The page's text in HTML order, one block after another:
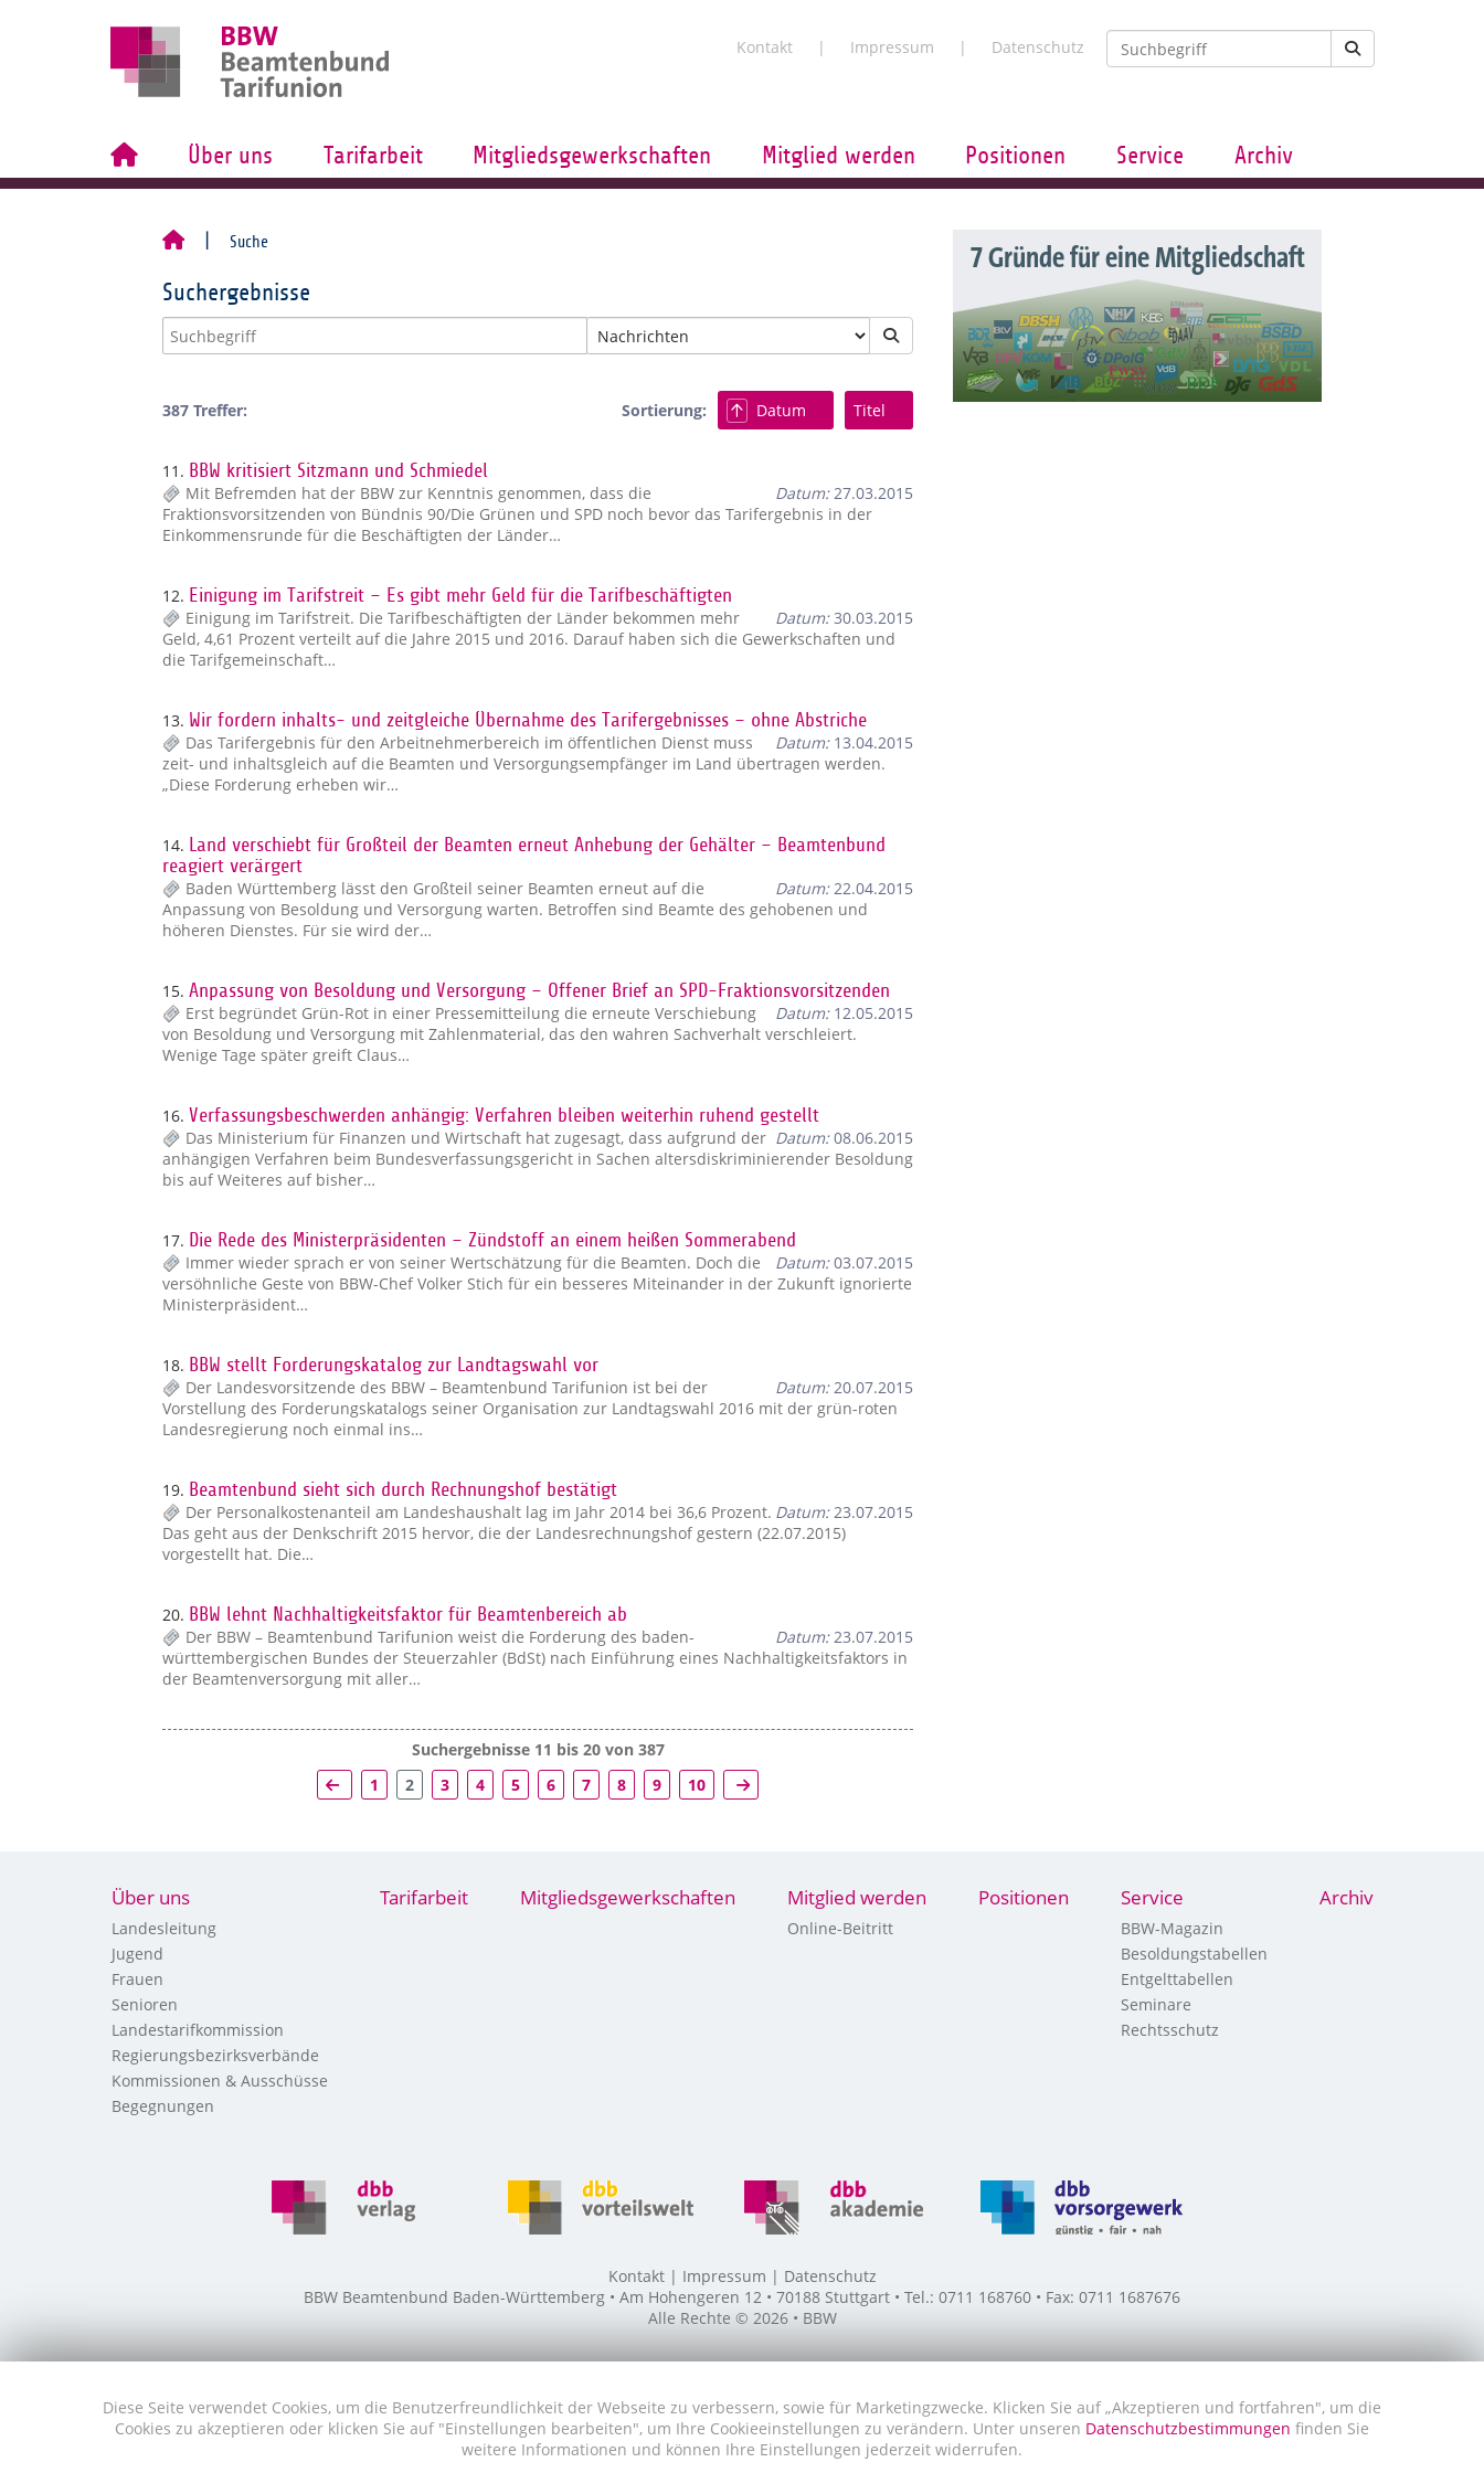
Kontakt Impressum Datenschutz
Über uns Tarifarbeit Mitgliedsgewerkschaften Mitglied werden Positionen Service Archiv
Suche
Suchergebnisse
387 Treffer: Sortierung: Datum Titel
11. BBW kritisiert Sitzmann und Schmiedel
Datum:27.03.2015
Mit Befremden hat der BBW zur Kenntnis genommen, dass die
Fraktionsvorsitzenden von Bündnis 90/Die Grünen und SPD noch bevor das Tarifergebnis in der
Einkommensrunde für die Beschäftigten der Länder…
12. Einigung im Tarifstreit – Es gibt mehr Geld für die Tarifbeschäftigten
Datum:30.03.2015
Einigung im Tarifstreit. Die Tarifbeschäftigten der Länder bekommen mehr
Geld, 4,61 Prozent verteilt auf die Jahre 2015 und 2016. Darauf haben sich die Gewerkschaften und
die Tarifgemeinschaft…
13. Wir fordern inhalts- und zeitgleiche Übernahme des Tarifergebnisses – ohne Abstriche
Datum:13.04.2015
Das Tarifergebnis für den Arbeitnehmerbereich im öffentlichen Dienst muss
zeit- und inhaltsgleich auf die Beamten und Versorgungsempfänger im Land übertragen werden.
„Diese Forderung erheben wir…
14. Land verschiebt für Großteil der Beamten erneut Anhebung der Gehälter – Beamtenbund
reagiert verärgert
Datum:22.04.2015
Baden Württemberg lässt den Großteil seiner Beamten erneut auf die
Anpassung von Besoldung und Versorgung warten. Betroffen sind Beamte des gehobenen und
höheren Dienstes. Für sie wird der…
15. Anpassung von Besoldung und Versorgung – Offener Brief an SPD-Fraktionsvorsitzenden
Datum:12.05.2015
Erst begründet Grün-Rot in einer Pressemitteilung die erneute Verschiebung
von Besoldung und Versorgung mit Zahlenmaterial, das den wahren Sachverhalt verschleiert.
Wenige Tage später greift Claus…
16. Verfassungsbeschwerden anhängig: Verfahren bleiben weiterhin ruhend gestellt
Datum:08.06.2015
Das Ministerium für Finanzen und Wirtschaft hat zugesagt, dass aufgrund der
anhängigen Verfahren beim Bundesverfassungsgericht in Sachen altersdiskriminierender Besoldung
bis auf Weiteres auf bisher…
17. Die Rede des Ministerpräsidenten – Zündstoff an einem heißen Sommerabend
Datum:03.07.2015
Immer wieder sprach er von seiner Wertschätzung für die Beamten. Doch die
versöhnliche Geste von BBW-Chef Volker Stich für ein besseres Miteinander in der Zukunft ignorierte
Ministerpräsident…
18. BBW stellt Forderungskatalog zur Landtagswahl vor
Datum:20.07.2015
Der Landesvorsitzende des BBW – Beamtenbund Tarifunion ist bei der
Vorstellung des Forderungskatalogs seiner Organisation zur Landtagswahl 2016 mit der grün-roten
Landesregierung noch einmal ins…
19. Beamtenbund sieht sich durch Rechnungshof bestätigt
Datum:23.07.2015
Der Personalkostenanteil am Landeshaushalt lag im Jahr 2014 bei 36,6 Prozent.
Das geht aus der Denkschrift 2015 hervor, die der Landesrechnungshof gestern (22.07.2015)
vorgestellt hat. Die…
20. BBW lehnt Nachhaltigkeitsfaktor für Beamtenbereich ab
Datum:23.07.2015
Der BBW – Beamtenbund Tarifunion weist die Forderung des baden-
württembergischen Bundes der Steuerzahler (BdSt) nach Einführung eines Nachhaltigkeitsfaktors in
der Beamtenversorgung mit aller…
Suchergebnisse 11 bis 20 von 387
1
2 3 4 5 6 7 8 9 10
7 Gründe für eine Mitgliedschaft
Über uns
Landesleitung
Jugend
Frauen
Senioren
Landestarifkommission
Regierungsbezirksverbände
Kommissionen & Ausschüsse
Begegnungen
Tarifarbeit Mitgliedsgewerkschaften Mitglied werden
Online-Beitritt
Positionen Service
BBW-Magazin
Besoldungstabellen
Entgelttabellen
Seminare
Rechtsschutz
Archiv
Kontakt Impressum
Datenschutz
BBW Beamtenbund Baden-Württemberg • Am Hohengeren 12 • 70188 Stuttgart • Tel.: 0711 168760 • Fax: 0711 1687676
Alle Rechte © 2026 • BBW
Diese Seite verwendet Cookies, um die Benutzerfreundlichkeit der Webseite zu verbessern, sowie für Marketingzwecke. Klicken Sie auf „Akzeptieren und fortfahren", um die
Cookies zu akzeptieren oder klicken Sie auf "Einstellungen bearbeiten", um Ihre Cookieeinstellungen zu verändern. Unter unseren Datenschutzbestimmungen finden Sie
weitere Informationen und können Ihre Einstellungen jederzeit widerrufen.